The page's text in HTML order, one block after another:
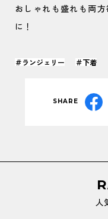
おしゃれも盛れも両
に！
＃ランジェリー ＃下着
SHARE
人